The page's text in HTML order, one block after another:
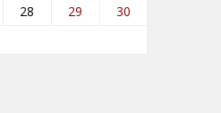
28 29
30